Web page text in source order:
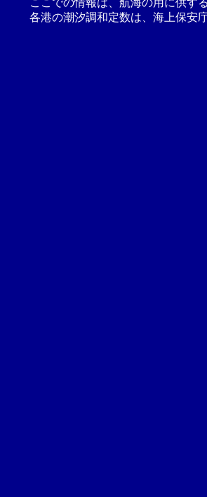
ここでの情報は、航海の用に供す
各港の潮汐調和定数は、海上保安